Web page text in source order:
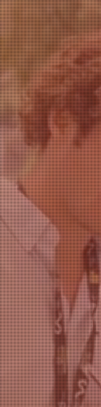
capital
mundo